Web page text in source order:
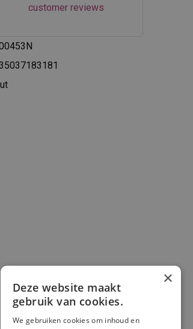
customer reviews
Verzenden en
betalen
×
Deze website maakt
gebruik van cookies.
We gebruiken cookies om inhoud en